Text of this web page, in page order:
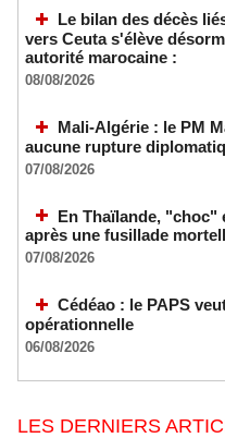
Le bilan des décès
vers Ceuta s'élève
autorité marocaine :
08/08/2026
Mali-Algérie : le PM
aucune rupture
07/08/2026
En Thaïlande,
après une fusillade
07/08/2026
Cédéao : le PAPS
opérationnelle
06/08/2026
LES DERNIERS